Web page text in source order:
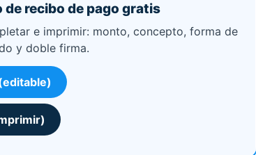
de recibo de pago gratis
e imprimir: monto, concepto, forma de
y doble firma.